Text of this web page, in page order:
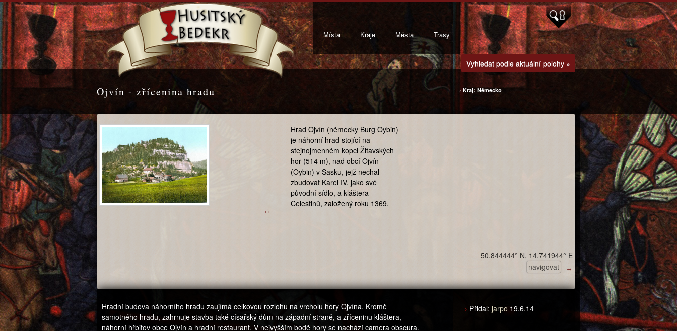
Místa Kraje Města Trasy
Vyhledat podle aktuální polohy »
Ojvín - zřícenina hradu › Kraj: Německo
↔
Hrad Ojvín (německy Burg Oybin)
je náhorní hrad stojící na
stejnojmenném kopci Žitavských
hor (514 m), nad obcí Ojvín
(Oybin) v Sasku, jejž nechal
zbudovat Karel IV. jako své
původní sídlo, a kláštera
Celestinů, založený roku 1369.
↔
50.844444° N, 14.741944° E
navigovat
Hradní budova náhorního hradu zaujímá celkovou rozlohu na vrcholu hory Ojvína. Kromě
samotného hradu, zahrnuje stavba také císařský dům na západní straně, a zříceninu kláštera,
náhorní hřbitov obce Ojvín a hradní restaurant. V nejvyšším bodě hory se nachází camera obscura.
Přidal: jarpo 19.6.14